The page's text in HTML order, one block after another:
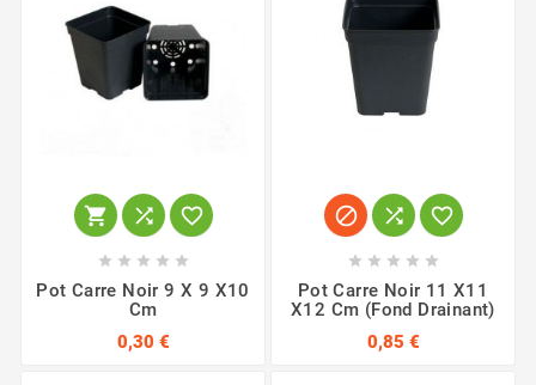
  
    
Pot Carre Noir 9 X 9 X10
Cm
0,30 €
  
    
Pot Carre Noir 11 X11
X12 Cm (fond Drainant)
0,85 €